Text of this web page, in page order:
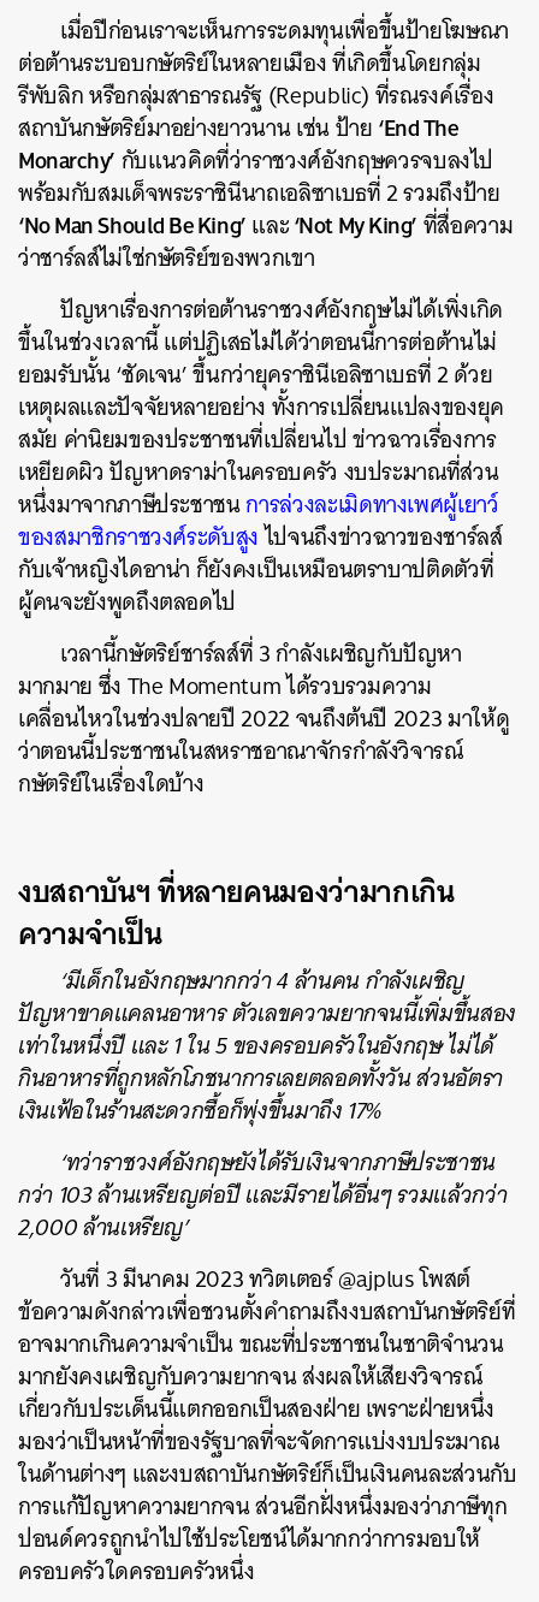
เมื่อปีก่อนเราจะเห็นการระดมทุนเพื่อขึ้นป้ายโฆษณา
ต่อต้านระบอบกษัตริย์ในหลายเมือง ที่เกิดขึ้นโดยกลุ่ม
รีพับลิก หรือกลุ่มสาธารณรัฐ (Republic) ที่รณรงค์เรื่อง
สถาบันกษัตริย์มาอย่างยาวนาน เช่น ป้าย‘End The
Monarchy’กับแนวคิดที่ว่าราชวงศ์อังกฤษควรจบลงไป
พร้อมกับสมเด็จพระราชินีนาถเอลิซาเบธที่ 2 รวมถึงป้าย
‘No Man Should Be King’และ‘Not My King’ที่สื่อความ
ว่าชาร์ลส์ไม่ใช่กษัตริย์ของพวกเขา
ปัญหาเรื่องการต่อต้านราชวงศ์อังกฤษไม่ได้เพิ่งเกิด
ขึ้นในช่วงเวลานี้ แต่ปฏิเสธไม่ได้ว่าตอนนี้การต่อต้านไม่
ยอมรับนั้น ‘ชัดเจน’ ขึ้นกว่ายุคราชินีเอลิซาเบธที่ 2 ด้วย
เหตุผลและปัจจัยหลายอย่าง ทั้งการเปลี่ยนแปลงของยุค
สมัย ค่านิยมของประชาชนที่เปลี่ยนไป ข่าวฉาวเรื่องการ
เหยียดผิว ปัญหาดราม่าในครอบครัว งบประมาณที่ส่วน
หนึ่งมาจากภาษีประชาชนการล่วงละเมิดทางเพศผู้เยาว์
ของสมาชิกราชวงศ์ระดับสูงไปจนถึงข่าวฉาวของชาร์ลส์
กับเจ้าหญิงไดอาน่า ก็ยังคงเป็นเหมือนตราบาปติดตัวที่
ผู้คนจะยังพูดถึงตลอดไป
เวลานี้กษัตริย์ชาร์ลส์ที่ 3 กำลังเผชิญกับปัญหา
มากมาย ซึ่ง The Momentum ได้รวบรวมความ
เคลื่อนไหวในช่วงปลายปี 2022 จนถึงต้นปี 2023 มาให้ดู
ว่าตอนนี้ประชาชนในสหราชอาณาจักรกำลังวิจารณ์
กษัตริย์ในเรื่องใดบ้าง
งบสถาบันฯ ที่หลายคนมองว่ามากเกิน
ความจำเป็น
‘มีเด็กในอังกฤษมากกว่า 4 ล้านคน กำลังเผชิญ
ปัญหาขาดแคลนอาหาร ตัวเลขความยากจนนี้เพิ่มขึ้นสอง
เท่าในหนึ่งปี และ 1 ใน 5 ของครอบครัวในอังกฤษ ไม่ได้
กินอาหารที่ถูกหลักโภชนาการเลยตลอดทั้งวัน ส่วนอัตรา
เงินเฟ้อในร้านสะดวกซื้อก็พุ่งขึ้นมาถึง 17%
‘ทว่าราชวงศ์อังกฤษยังได้รับเงินจากภาษีประชาชน
กว่า 103 ล้านเหรียญต่อปี และมีรายได้อื่นๆ รวมแล้วกว่า
2,000 ล้านเหรียญ’
วันที่ 3 มีนาคม 2023 ทวิตเตอร์ @ajplus โพสต์
ข้อความดังกล่าวเพื่อชวนตั้งคำถามถึงงบสถาบันกษัตริย์ที่
อาจมากเกินความจำเป็น ขณะที่ประชาชนในชาติจำนวน
มากยังคงเผชิญกับความยากจน ส่งผลให้เสียงวิจารณ์
เกี่ยวกับประเด็นนี้แตกออกเป็นสองฝ่าย เพราะฝ่ายหนึ่ง
มองว่าเป็นหน้าที่ของรัฐบาลที่จะจัดการแบ่งงบประมาณ
ในด้านต่างๆ และงบสถาบันกษัตริย์ก็เป็นเงินคนละส่วนกับ
การแก้ปัญหาความยากจน ส่วนอีกฝั่งหนึ่งมองว่าภาษีทุก
ปอนด์ควรถูกนำไปใช้ประโยชน์ได้มากกว่าการมอบให้
ครอบครัวใดครอบครัวหนึ่ง